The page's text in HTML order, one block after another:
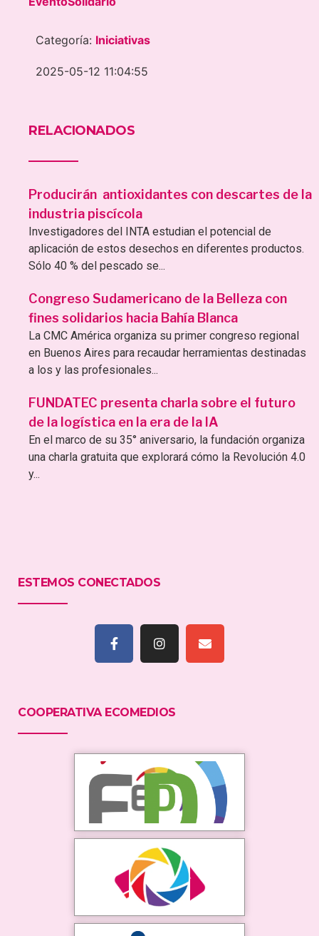
Categoría: Iniciativas
2025-05-12 11:04:55
RELACIONADOS
Producirán antioxidantes con descartes de la
industria piscícola
Investigadores del INTA estudian el potencial de
aplicación de estos desechos en diferentes productos.
Sólo 40 % del pescado se...
Congreso Sudamericano de la Belleza con
fines solidarios hacia Bahía Blanca
La CMC América organiza su primer congreso regional
en Buenos Aires para recaudar herramientas destinadas
a los y las profesionales...
FUNDATEC presenta charla sobre el futuro
de la logística en la era de la IA
En el marco de su 35° aniversario, la fundación organiza
una charla gratuita que explorará cómo la Revolución 4.0
y...
ESTEMOS CONECTADOS
COOPERATIVA ECOMEDIOS